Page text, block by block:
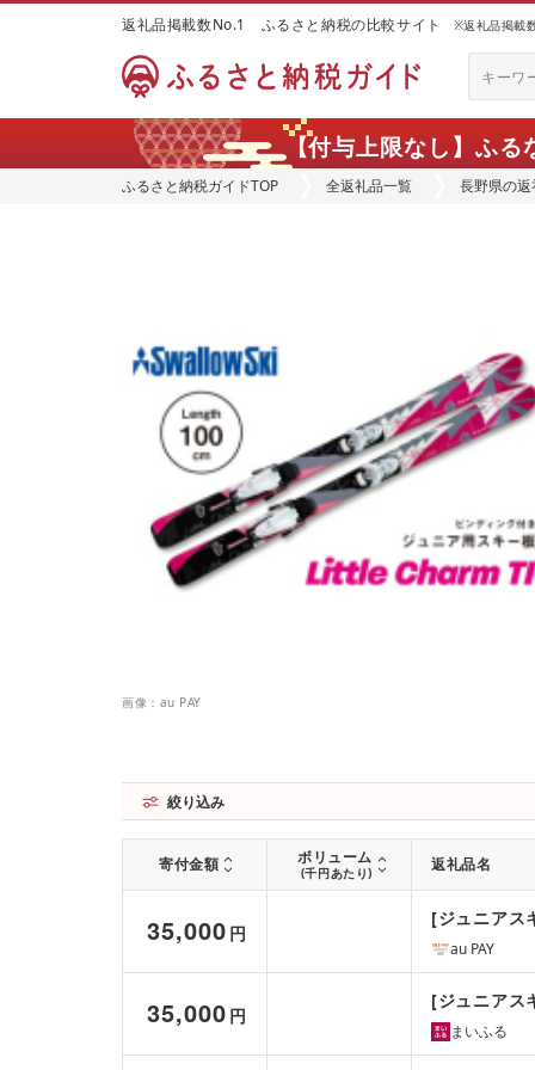
返礼品掲載数No.1 ふるさと納税の比較サイト ※返礼品掲載
【付与上限なし】ふる
ふるさと納税ガイドTOP 全返礼品一覧 長野県の
画像：au PAY
絞り込み
寄付金額 ボリューム
(千円あたり) 返礼品名
35,000 円
au PAY
[ジュニアス
35,000 円
まいふる
[ジュニアス